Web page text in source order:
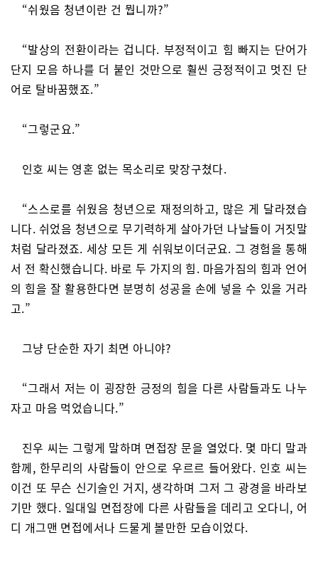
“쉬웠음 청년이란 건 뭡니까?”
“발상의 전환이라는 겁니다. 부정적이고 힘 빠지는 단어가
단지 모음 하나를 더 붙인 것만으로 훨씬 긍정적이고 멋진 단
어로 탈바꿈했죠.”
“그렇군요.”
인호 씨는 영혼 없는 목소리로 맞장구쳤다.
“스스로를 쉬웠음 청년으로 재정의하고, 많은 게 달라졌습
니다. 쉬었음 청년으로 무기력하게 살아가던 나날들이 거짓말
처럼 달라졌죠. 세상 모든 게 쉬워보이더군요. 그 경험을 통해
서 전 확신했습니다. 바로 두 가지의 힘. 마음가짐의 힘과 언어
의 힘을 잘 활용한다면 분명히 성공을 손에 넣을 수 있을 거라
고.”
그냥 단순한 자기 최면 아니야?
“그래서 저는 이 굉장한 긍정의 힘을 다른 사람들과도 나누
자고 마음 먹었습니다.”
진우 씨는 그렇게 말하며 면접장 문을 열었다. 몇 마디 말과
함께, 한무리의 사람들이 안으로 우르르 들어왔다. 인호 씨는
이건 또 무슨 신기술인 거지, 생각하며 그저 그 광경을 바라보
기만 했다. 일대일 면접장에 다른 사람들을 데리고 오다니, 어
디 개그맨 면접에서나 드물게 볼만한 모습이었다.